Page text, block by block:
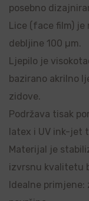
posebno
Lice (face film) je
debljine 100 µm.
Ljepilo je
bazirano akrilno
zidove.
Podržava tisak
latex i UV ink-jet
Materijal je
izvrsnu kvalitetu
Idealne